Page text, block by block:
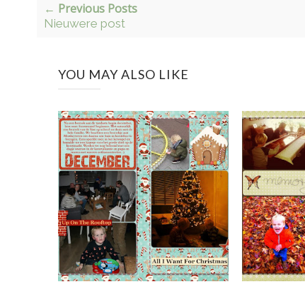
← Previous Posts
Nieuwere post
YOU MAY ALSO LIKE